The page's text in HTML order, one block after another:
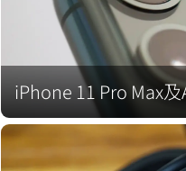
iPhone 11 Pro Max